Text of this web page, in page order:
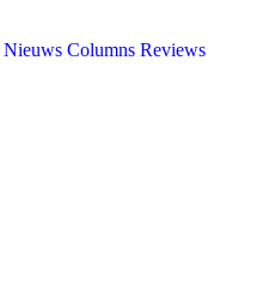
Nieuws Columns Reviews